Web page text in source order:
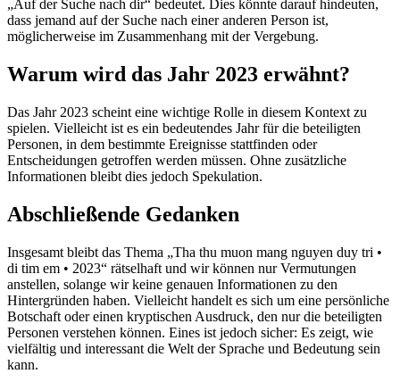
„Auf der Suche nach dir“ bedeutet. Dies könnte darauf hindeuten,
dass jemand auf der Suche nach einer anderen Person ist,
möglicherweise im Zusammenhang mit der Vergebung.
Warum wird das Jahr 2023 erwähnt?
Das Jahr 2023 scheint eine wichtige Rolle in diesem Kontext zu
spielen. Vielleicht ist es ein bedeutendes Jahr für die beteiligten
Personen, in dem bestimmte Ereignisse stattfinden oder
Entscheidungen getroffen werden müssen. Ohne zusätzliche
Informationen bleibt dies jedoch Spekulation.
Abschließende Gedanken
Insgesamt bleibt das Thema „Tha thu muon mang nguyen duy tri •
di tim em • 2023“ rätselhaft und wir können nur Vermutungen
anstellen, solange wir keine genauen Informationen zu den
Hintergründen haben. Vielleicht handelt es sich um eine persönliche
Botschaft oder einen kryptischen Ausdruck, den nur die beteiligten
Personen verstehen können. Eines ist jedoch sicher: Es zeigt, wie
vielfältig und interessant die Welt der Sprache und Bedeutung sein
kann.